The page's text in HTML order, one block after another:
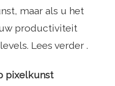
maar als u het
productiviteit
Lees verder .
pixelkunst